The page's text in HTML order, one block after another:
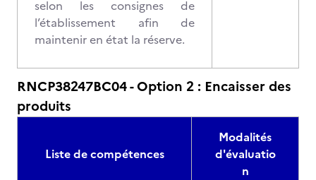
selon les consignes de
l’établissement afin de
maintenir en état la réserve.
RNCP38247BC04 - Option 2 : Encaisser des
produits
Liste de compétences
Modalités
d'évaluatio
n